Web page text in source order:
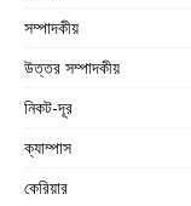
সম্পাদকীয়
উত্তর সম্পাদকীয়
নিকট-দূর
ক্যাম্পাস
কেরিয়ার